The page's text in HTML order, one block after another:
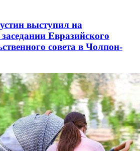
выступил на
Евразийского
совета в Чолпон-